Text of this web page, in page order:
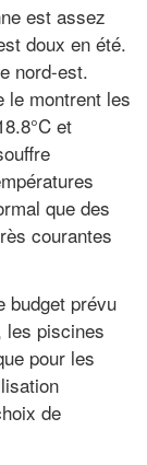
est assez
doux en été.
nord-est.
le montrent les
et
que des
courantes
budget prévu
les piscines
pour les
de